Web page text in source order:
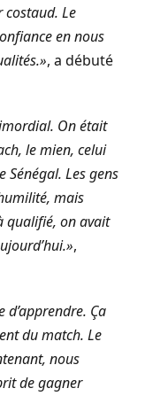
costaud. Le
en nous
, a débuté
On était
le mien, celui
Sénégal. Les gens
mais
qualifié, on avait
,
d’apprendre. Ça
du match. Le
nous
de gagner